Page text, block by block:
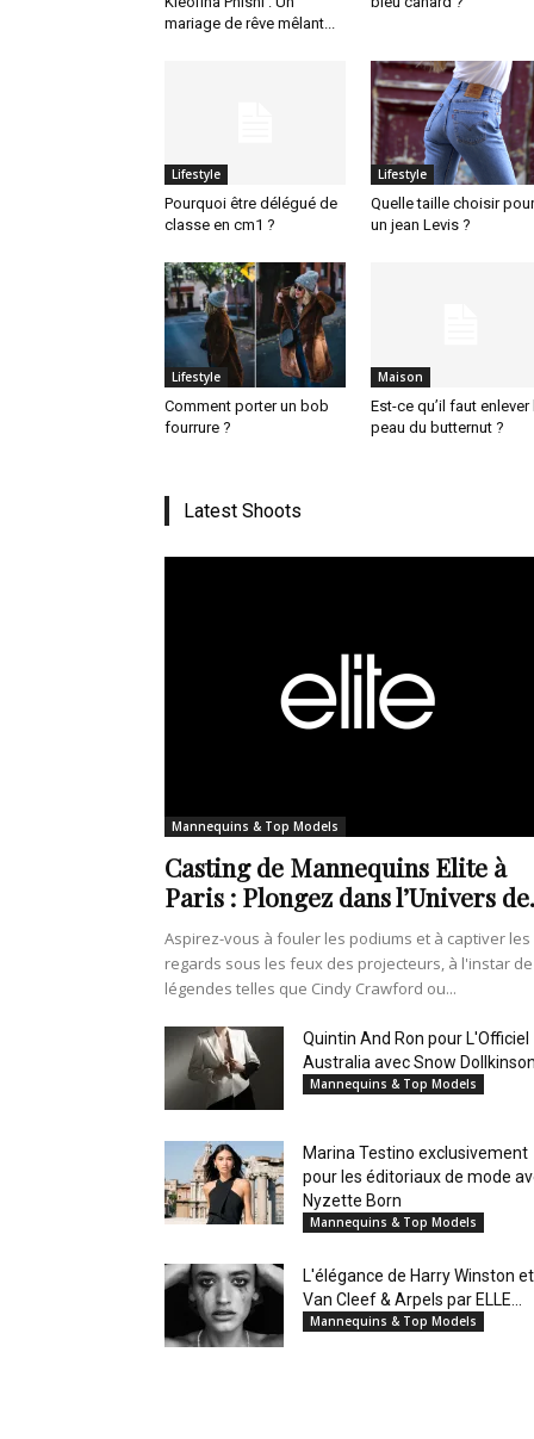
mariage de rêve mêlant...
Lifestyle
Pourquoi être délégué de
classe en cm1 ?
Lifestyle
Quelle taille choisir pour
un jean Levis ?
Lifestyle
Comment porter un bob
fourrure ?
Maison
Est-ce qu’il faut enlever
peau du butternut ?
Latest Shoots
Mannequins & Top Models
Casting de Mannequins Elite à
Paris : Plongez dans l’Univers
Aspirez-vous à fouler les podiums et à captiver les
regards sous les feux des projecteurs, à l'instar de
légendes telles que Cindy Crawford ou...
Quintin And Ron pour L'Officiel
Australia avec Snow
Mannequins & Top Models
Marina Testino exclusivement
pour les éditoriaux de mode
Nyzette Born
Mannequins & Top Models
L'élégance de Harry Winston et
Van Cleef & Arpels par ELLE...
Mannequins & Top Models